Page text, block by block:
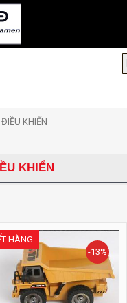
KHIỂN
KHIỂN
HÀNG
-13%